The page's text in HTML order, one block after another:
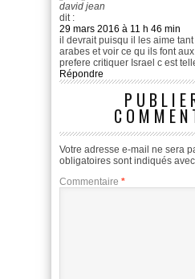
david jean
dit :
29 mars 2016 à 11 h 46 min
il devrait puisqu il les aime
arabes et voir ce qu ils font
prefere critiquer Israel c est
Répondre
Votre adresse e-mail ne sera
obligatoires sont indiqués avec
Commentaire *